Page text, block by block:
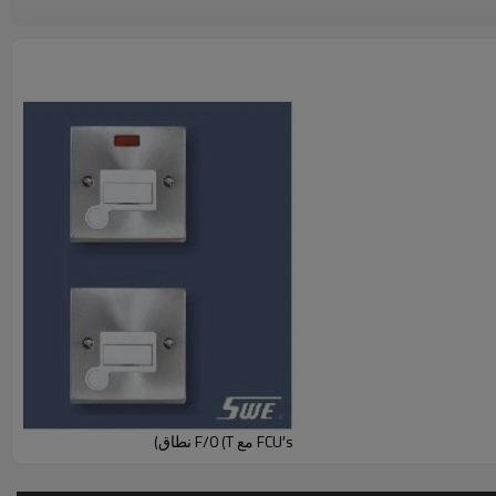
FCU′s مع F/0 (T نطاق)